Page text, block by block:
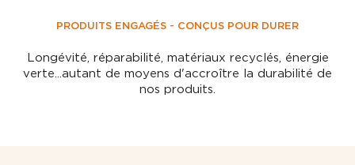
PRODUITS ENGAGÉS - CONÇUS POUR DURER
Longévité, réparabilité, matériaux recyclés, énergie
verte...autant de moyens d'accroître la durabilité de
nos produits.